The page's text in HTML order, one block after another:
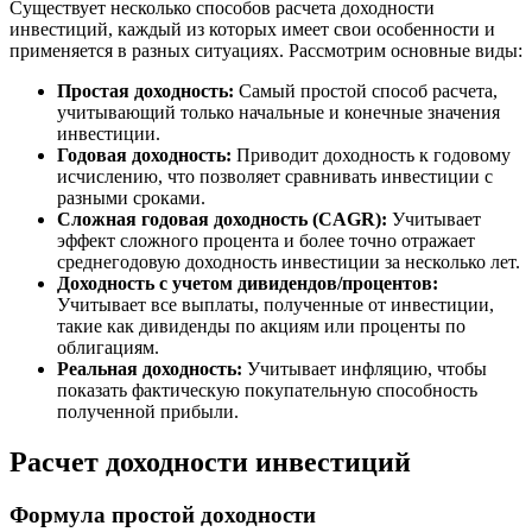
Существует несколько способов расчета доходности
инвестиций, каждый из которых имеет свои особенности и
применяется в разных ситуациях. Рассмотрим основные виды:
Простая доходность: Самый простой способ расчета,
учитывающий только начальные и конечные значения
инвестиции.
Годовая доходность: Приводит доходность к годовому
исчислению, что позволяет сравнивать инвестиции с
разными сроками.
Сложная годовая доходность (CAGR): Учитывает
эффект сложного процента и более точно отражает
среднегодовую доходность инвестиции за несколько лет.
Доходность с учетом дивидендов/процентов:
Учитывает все выплаты, полученные от инвестиции,
такие как дивиденды по акциям или проценты по
облигациям.
Реальная доходность: Учитывает инфляцию, чтобы
показать фактическую покупательную способность
полученной прибыли.
Расчет доходности инвестиций
Формула простой доходности